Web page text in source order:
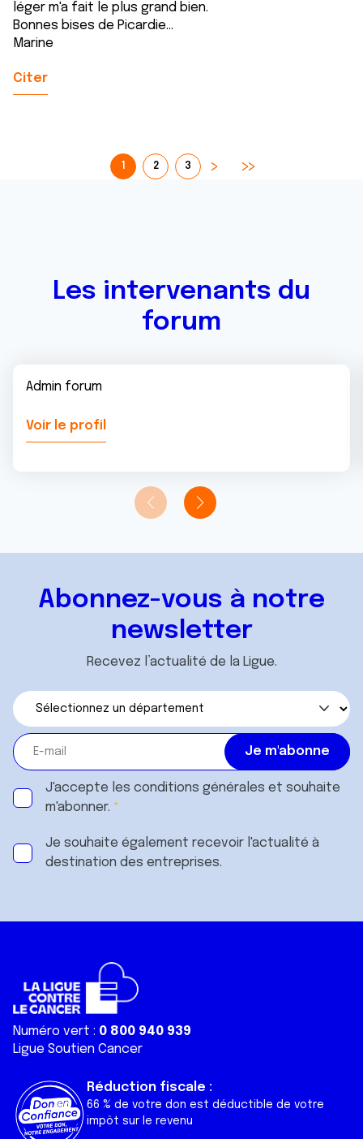
léger m'a fait le plus grand bien.
Bonnes bises de Picardie...
Marine
Citer
1 2 3
Les intervenants du
forum
Admin forum
Voir le profil
Abonnez-vous à notre
newsletter
Recevez l’actualité de la Ligue.
J'accepte les conditions générales et souhaite
m'abonner.
Je souhaite également recevoir l'actualité à
destination des entreprises.
Numéro vert : 0 800 940 939
Ligue Soutien Cancer
Réduction fiscale :
66 % de votre don est déductible de votre
impôt sur le revenu